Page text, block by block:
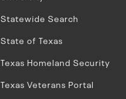
Statewide Search
State of Texas
Texas Homeland Security
Texas Veterans Portal